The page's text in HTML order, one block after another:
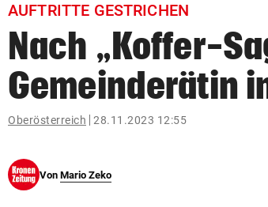
bookmark
search
Suchbegriff
eingeben
© Krone Multimedia GmbH & Co KG 2026
AUFTRITTE GESTRICHEN
Nach „Koffer-
Gemeinderätin
Oberösterreich 28.11.2023 12:55
Von Mario Zeko